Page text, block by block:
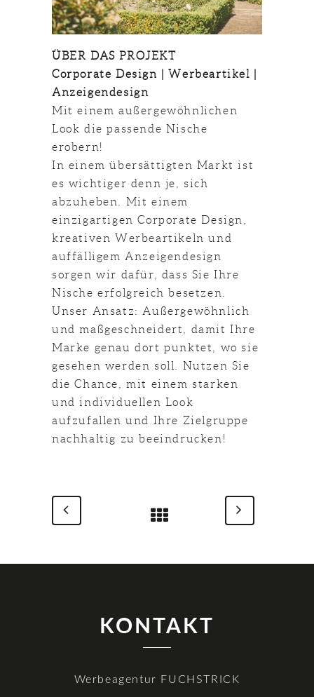
ÜBER DAS PROJEKT
Corporate Design | Werbeartikel |
Anzeigendesign
Mit einem außergewöhnlichen
Look die passende Nische
erobern!
In einem übersättigten Markt ist
es wichtiger denn je, sich
abzuheben. Mit einem
einzigartigen Corporate Design,
kreativen Werbeartikeln und
auffälligem Anzeigendesign
sorgen wir dafür, dass Sie Ihre
Nische erfolgreich besetzen.
Unser Ansatz: Außergewöhnlich
und maßgeschneidert, damit Ihre
Marke genau dort punktet, wo sie
gesehen werden soll. Nutzen Sie
die Chance, mit einem starken
und individuellen Look
aufzufallen und Ihre Zielgruppe
nachhaltig zu beeindrucken!
KONTAKT
Werbeagentur FUCHSTRICK